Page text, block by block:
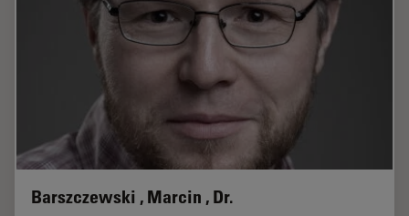
Barszczewski , Marcin , Dr.